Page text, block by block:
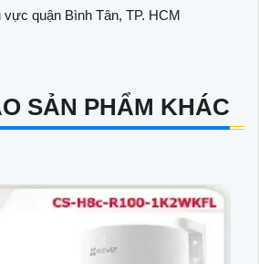
quận Bình Tân, TP. HCM
SẢN PHẨM KHÁC